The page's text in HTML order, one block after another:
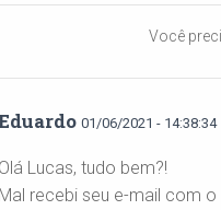
Você
01/06/2021 - 14:38:34
Olá Lucas, tudo bem?!
Mal recebi seu e-mail com